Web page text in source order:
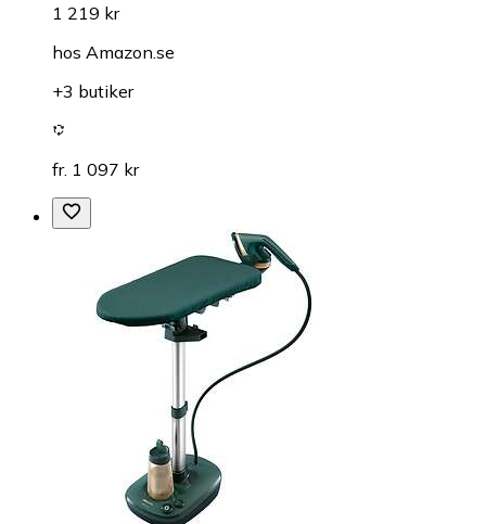
1 219 kr
hos Amazon.se
+3 butiker
fr. 1 097 kr